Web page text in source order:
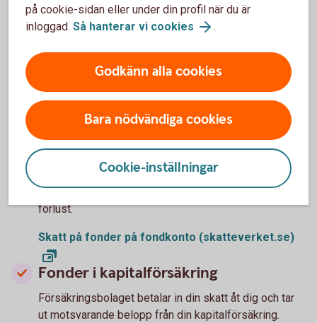
Skatt på ISK (skatteverket.se)
Fonder på fondkonto
Banken eller fondbolaget lämnar kontrolluppgifter om
utdelning, schablonintäkt och vinst eller förlust vid
försäljning. Uppgifterna är förifyllda i din
inkomstdeklaration.
Du kan göra en egen beräkning av vinst eller förlust
om du endast har fått uppgift om försäljningssumman
vid försäljning av fondandelar. Eller inte godtar
bankens eller fondbolagets uträkning av vinst eller
förlust.
Skatt på fonder på fondkonto (skatteverket.se)
Fonder i kapitalförsäkring
Försäkringsbolaget betalar in din skatt åt dig och tar
ut motsvarande belopp från din kapitalförsäkring.
på cookie-sidan eller under din profil när du är
inloggad. Så hanterar vi cookies .
Godkänn alla cookies
Bara nödvändiga cookies
Cookie-inställningar